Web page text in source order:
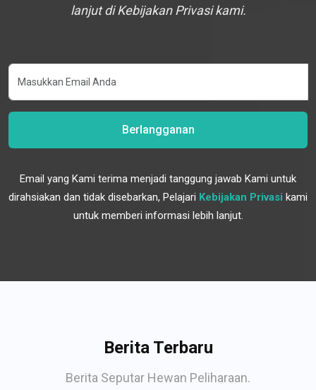
lanjut di Kebijakan Privasi kami.
Berlangganan
Email yang Kami terima menjadi tanggung jawab Kami untuk
dirahsiakan dan tidak disebarkan, Pelajari Kebijakan Privasi kami
untuk memberi informasi lebih lanjut.
Berita Terbaru
Berita Seputar Hewan Peliharaan.